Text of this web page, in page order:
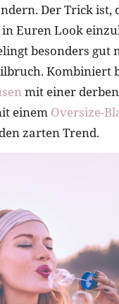
Der Trick ist,
Euren Look
besonders gut
Kombiniert
mit einer
einem Oversize-
zarten Trend.